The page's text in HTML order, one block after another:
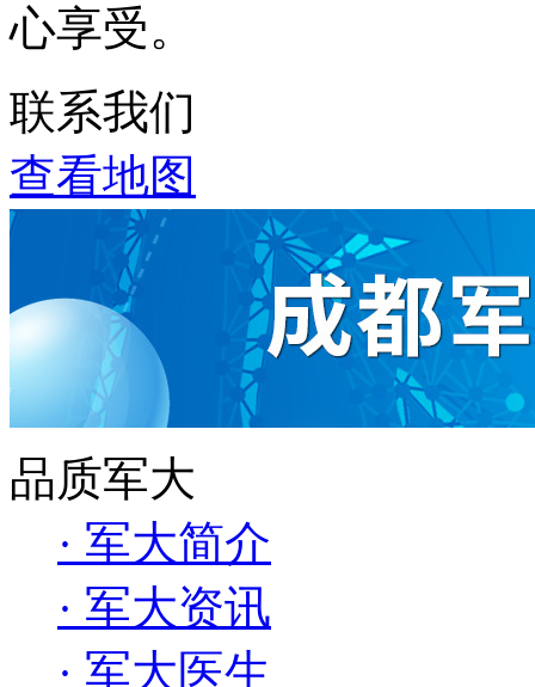
心享受。
联系我们
查看地图
品质军大
· 军大简介
· 军大资讯
· 军大医生